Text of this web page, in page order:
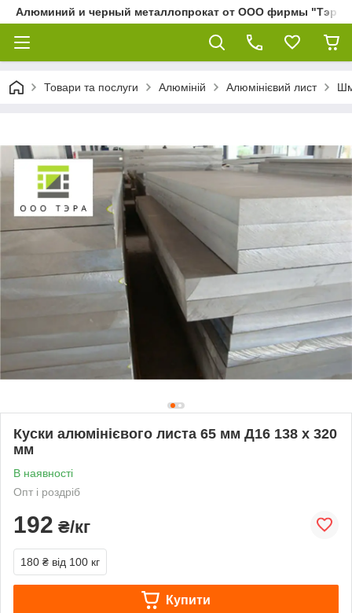
Алюминий и черный металлопрокат от ООО фирмы "Тэра"
Товари та послуги Алюміній Алюмінієвий лист
Куски алюмінієвого листа 65 мм Д16 138 х 320
мм
В наявності
Опт і роздріб
192 ₴/кг
180 ₴ від 100 кг
Купити